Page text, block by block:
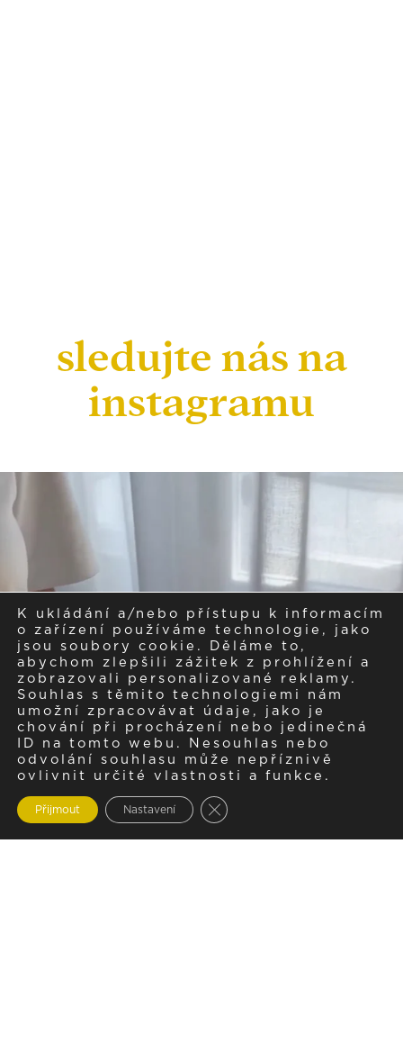
sledujte nás na
instagramu
K ukládání a/nebo přístupu k informacím
o zařízení používáme technologie, jako
jsou soubory cookie. Děláme to,
abychom zlepšili zážitek z prohlížení a
zobrazovali personalizované reklamy.
Souhlas s těmito technologiemi nám
umožní zpracovávat údaje, jako je
chování při procházení nebo jedinečná
ID na tomto webu. Nesouhlas nebo
odvolání souhlasu může nepříznivě
ovlivnit určité vlastnosti a funkce.
Přijmout Nastavení Zavřít cookie lištu GDPR